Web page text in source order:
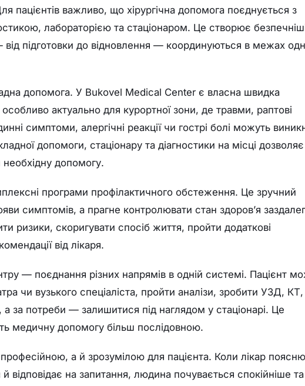
пацієнтів важливо, що хірургічна допомога поєднується з
лабораторією та стаціонаром. Це створює
підготовки до відновлення — координуються в межах
допомога. У Bukovel Medical Center є власна швидка
актуально для курортної зони, де травми, раптові
симптоми, алергічні реакції чи гострі болі можуть
допомоги, стаціонару та діагностики на місці дозволяє
необхідну допомогу.
програми профілактичного обстеження. Це зручний
симптомів, а прагне контролювати стан здоров’я
ризики, скоригувати спосіб життя, пройти додаткові
від лікаря.
— поєднання різних напрямів в одній системі. Пацієнт
чи вузького спеціаліста, пройти аналізи, зробити УЗД, КТ,
за потреби — залишитися під наглядом у стаціонарі. Це
медичну допомогу більш послідовною.
а й зрозумілою для пацієнта. Коли лікар
й відповідає на запитання, людина почувається спокійніше та